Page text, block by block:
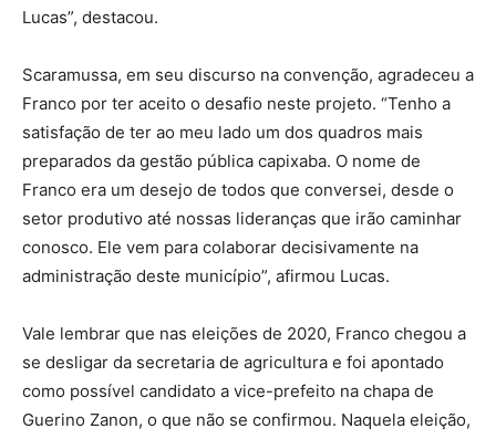
Lucas”, destacou.
Scaramussa, em seu discurso na convenção, agradeceu a
Franco por ter aceito o desafio neste projeto. “Tenho a
satisfação de ter ao meu lado um dos quadros mais
preparados da gestão pública capixaba. O nome de
Franco era um desejo de todos que conversei, desde o
setor produtivo até nossas lideranças que irão caminhar
conosco. Ele vem para colaborar decisivamente na
administração deste município”, afirmou Lucas.
Vale lembrar que nas eleições de 2020, Franco chegou a
se desligar da secretaria de agricultura e foi apontado
como possível candidato a vice-prefeito na chapa de
Guerino Zanon, o que não se confirmou. Naquela eleição,